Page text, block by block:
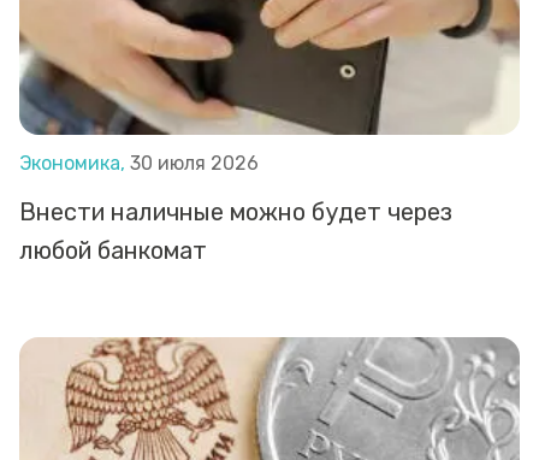
Экономика, 30 июля 2026
Внести наличные можно будет через
любой банкомат